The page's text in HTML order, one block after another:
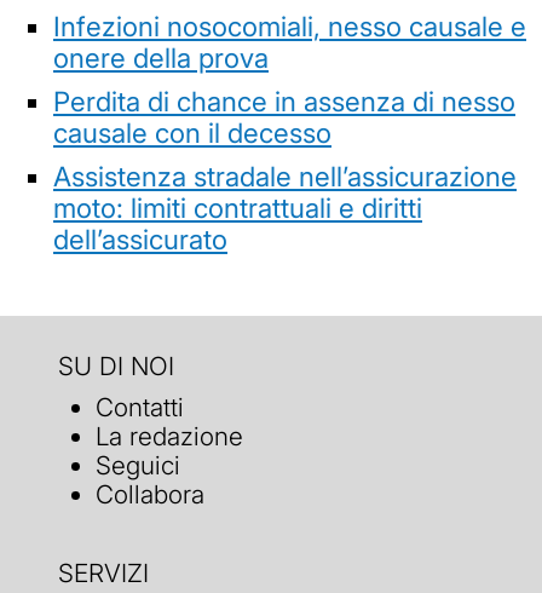
Infezioni nosocomiali, nesso causale e
onere della prova
Perdita di chance in assenza di nesso
causale con il decesso
Assistenza stradale nell’assicurazione
moto: limiti contrattuali e diritti
dell’assicurato
SU DI NOI
Contatti
La redazione
Seguici
Collabora
SERVIZI